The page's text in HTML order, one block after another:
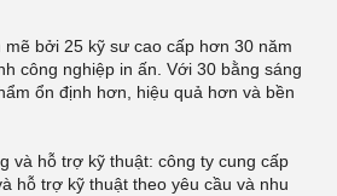
bởi 25 kỹ sư cao cấp hơn 30 năm
công nghiệp in ấn. Với 30 bằng sáng
ổn định hơn, hiệu quả hơn và bền
và hỗ trợ kỹ thuật: công ty cung cấp
hỗ trợ kỹ thuật theo yêu cầu và nhu